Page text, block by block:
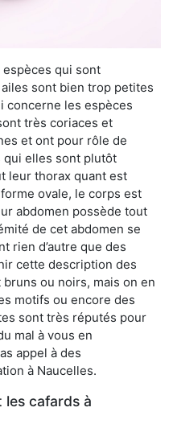
qui sont
sont bien trop petites
concerne les espèces
très coriaces et
et ont pour rôle de
elles sont plutôt
leur thorax quant est
ovale, le corps est
abdomen possède tout
de cet abdomen se
rien d’autre que des
cette description des
ou noirs, mais on en
motifs ou encore des
sont très réputés pour
mal à vous en
appel à des
à Naucelles.
cafards à